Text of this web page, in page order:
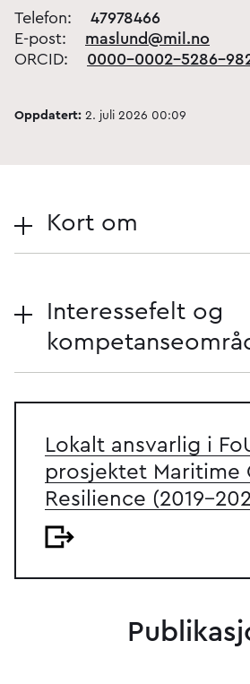
Telefon:
47978466
E-post:
maslund@mil.no
ORCID:
0000-0002-5286-
Oppdatert: 2. juli 2026 00:09
Kort om
Interessefelt og
Lokalt ansvarlig i
prosjektet Maritime
Resilience (2019-